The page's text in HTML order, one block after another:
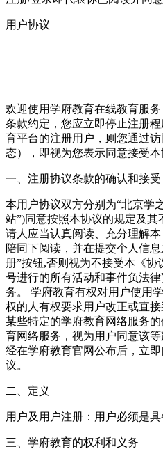
用户协议
欢迎使用学府教育在线教育服
条款约定，您应立即停止注册
育平台的注册用户，则您通过
态），即视为您表示同意接受
一、注册协议条款的确认和接受
本用户协议双方分别为“北京学
站”)同意按照本协议的规定及其
请人应当认真阅读、充分理解
陪同下阅读，并在提交个人信
册”按钮,否则视为不接受本《协
号进行的所有活动和事件负法
务。
学府教育有权对用户使用
权的人有权要求用户改正或直
某些特定的学府教育网络服务
育网络服务，视为用户同意该等
经在学府教育官网公布后，立
议。
二、定义
用户及用户注册：用户必须是
三、学府教育的权利和义务